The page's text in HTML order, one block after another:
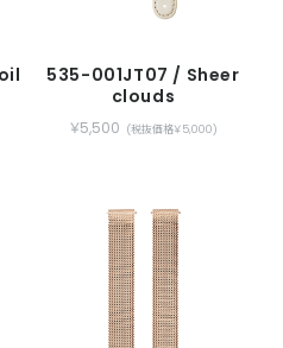
535-001JT07 / Sheer
clouds
￥5,500 (税抜価格￥5,000)